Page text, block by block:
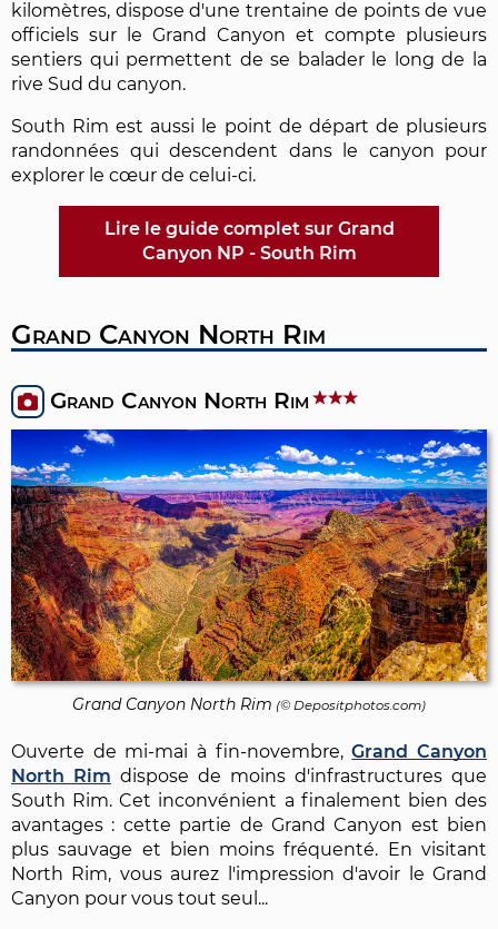
kilomètres, dispose d'une trentaine de points de vue
officiels sur le Grand Canyon et compte plusieurs
sentiers qui permettent de se balader le long de la
rive Sud du canyon.
South Rim est aussi le point de départ de plusieurs
randonnées qui descendent dans le canyon pour
explorer le cœur de celui-ci.
Lire le guide complet sur Grand
Canyon NP - South Rim
Grand Canyon North Rim
Grand Canyon North Rim
Grand Canyon North Rim (© Depositphotos.com)
Ouverte de mi-mai à fin-novembre,Grand Canyon
North Rim dispose de moins d'infrastructures que
South Rim. Cet inconvénient a finalement bien des
avantages : cette partie de Grand Canyon est bien
plus sauvage et bien moins fréquenté. En visitant
North Rim, vous aurez l'impression d'avoir le Grand
Canyon pour vous tout seul...